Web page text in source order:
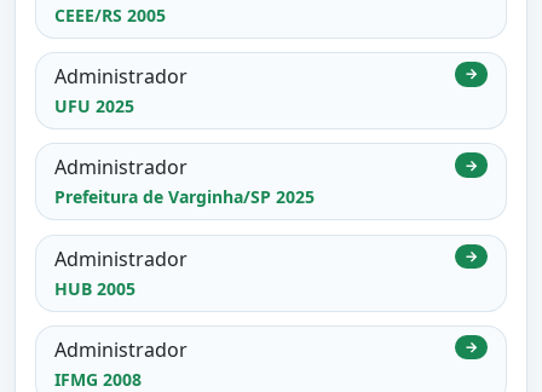
CEEE/RS 2005
Administrador
UFU 2025
→
Administrador
Prefeitura de Varginha/SP 2025
→
Administrador
HUB 2005
→
Administrador
IFMG 2008
→